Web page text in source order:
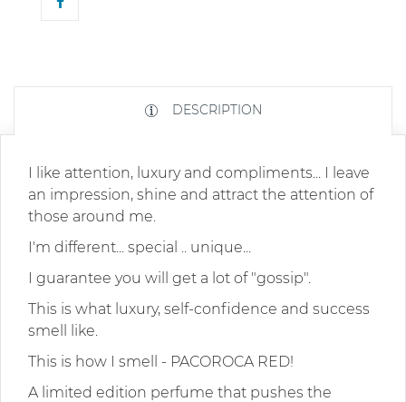
DESCRIPTION
I like attention, luxury and compliments... I leave
an impression, shine and attract the attention of
those around me.
I'm different... special .. unique...
I guarantee you will get a lot of "gossip".
This is what luxury, self-confidence and success
smell like.
This is how I smell - PACOROCA RED!
A limited edition perfume that pushes the